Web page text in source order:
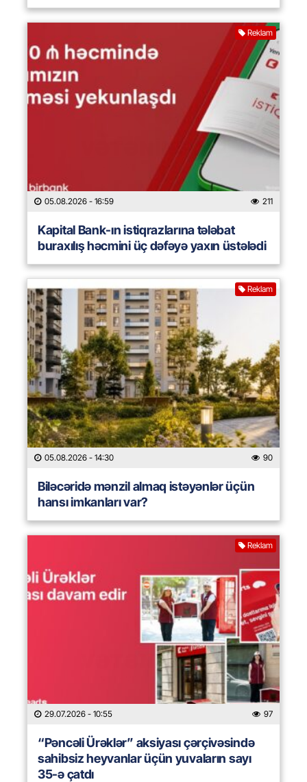
Reklam
05.08.2026 - 16:59 211
Kapital Bank-ın istiqrazlarına tələbat
buraxılış həcmini üç dəfəyə yaxın üstələdi
Reklam
05.08.2026 - 14:30 90
Biləcəridə mənzil almaq istəyənlər üçün
hansı imkanları var?
Reklam
29.07.2026 - 10:55 97
“Pəncəli Ürəklər” aksiyası çərçivəsində
sahibsiz heyvanlar üçün yuvaların sayı
35-ə çatdı